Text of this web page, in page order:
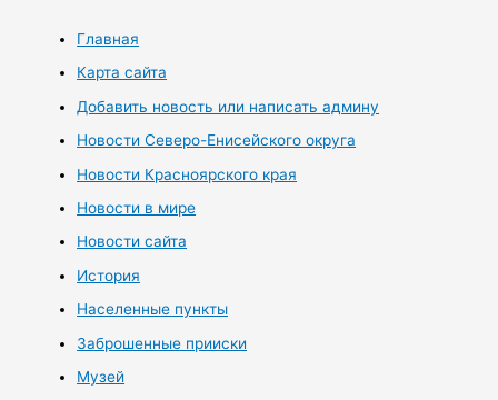
Главная
Карта сайта
Добавить новость или написать админу
Новости Северо-Енисейского округа
Новости Красноярского края
Новости в мире
Новости сайта
История
Населенные пункты
Заброшенные прииски
Музей